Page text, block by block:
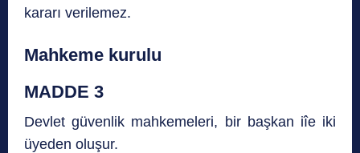
kararı verilemez.
Mahkeme kurulu
MADDE 3
Devlet güvenlik mahkemeleri, bir başkan iîe iki
üyeden oluşur.